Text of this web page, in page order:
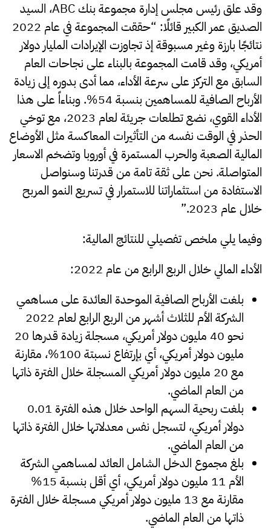
وقد علق رئيس مجلس إدارة مجموعة بنك ABC، السيد
الصديق عمر الكبير قائلًا: “حققت المجموعة في عام 2022
نتائجًا بارزة وغير مسبوقة إذ تجاوزت الإيرادات المليار دولار
أمريكي، وقد قامت المجموعة بالبناء على نجاحات العام
السابق مع التركز على سرعة الأداء، مما أدى بدوره إلى زيادة
الأرباح الصافية للمساهمين بنسبة 54%. وبناءاً على هذا
الأداء القوي، نضع تطلعات جريئة لعام 2023، مع توخي
الحذر في الوقت نفسه من التأثيرات المعاكسة مثل الأوضاع
المالية الصعبة والحرب المستمرة في أوروبا وتضخم الاسعار
المتواصلة. نحن على ثقة تامة من قدرتنا وسنواصل
الاستفادة من استثماراتنا للاستمرار في تسريع النمو المربح
خلال عام 2023.”
وفيما يلي ملخص تفصيلي للنتائج المالية:
الأداء المالي خلال الربع الرابع من عام 2022
:
بلغت الأرباح الصافية الموحدة العائدة على مساهمي
الشركة الأم للثلاث أشهر من الربع الرابع لعام 2022
نحو 40 مليون دولار أمريكي، مسجلة زيادة قدرها 20
مليون دولار أمريكي، أي بإرتفاع نسبتة 100%، مقارنة
مع 20 مليون دولار أمريكي المسجلة خلال الفترة ذاتها
من العام الماضي.
بلغت ربحية السهم الواحد خلال هذه الفترة 0.01
دولار أمريكي، لتسجل نفس معدلاتها خلال الفترة ذاتها
من العام الماضي.
بلغ مجموع الدخل الشامل العائد لمساهمي الشركة
الأم 11 مليون دولار أمريكي، أي أقل بنسبة 15%
مقارنة مع 13 مليون دولار أمريكي مسجلة خلال الفترة
ذاتها من العام الماضي.